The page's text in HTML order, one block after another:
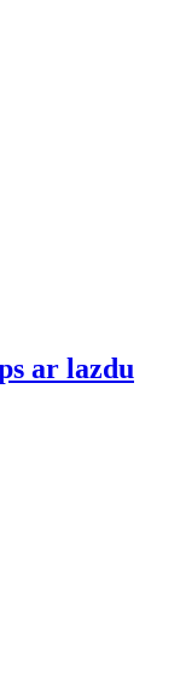
ar lazdu